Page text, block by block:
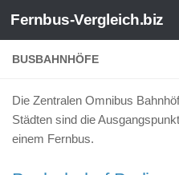
Zum Inhalt springen
Fernbus-Vergleich.biz
BUSBAHNHÖFE
Die Zentralen Omnibus
Städten sind die
einem Fernbus.